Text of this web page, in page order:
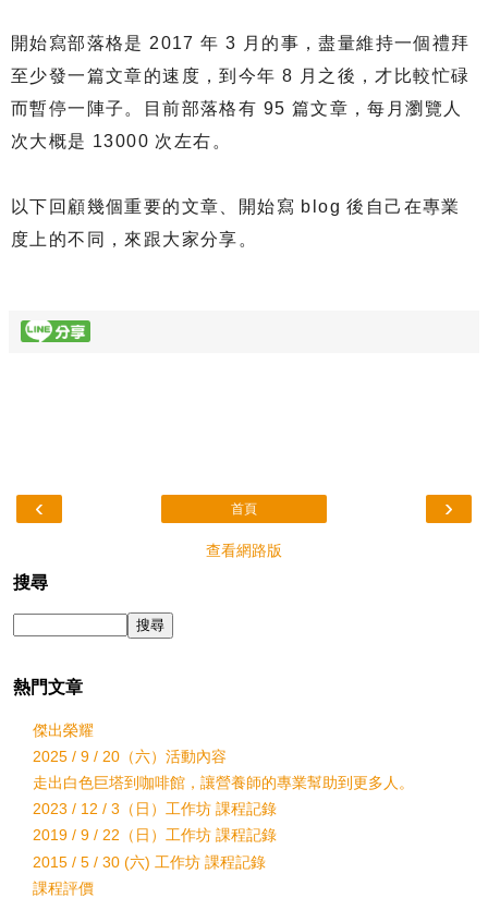
開始寫部落格是 2017 年 3 月的事，盡量維持一個禮拜
至少發一篇文章的速度，到今年 8 月之後，才比較忙碌
而暫停一陣子。目前部落格有 95 篇文章，每月瀏覽人
次大概是 13000 次左右。
以下回顧幾個重要的文章、開始寫 blog 後自己在專業
度上的不同，來跟大家分享。
‹ ›
首頁
查看網路版
搜尋
熱門文章
傑出榮耀
2025 / 9 / 20（六）活動內容
走出白色巨塔到咖啡館，讓營養師的專業幫助到更多人。
2023 / 12 / 3（日）工作坊 課程記錄
2019 / 9 / 22（日）工作坊 課程記錄
2015 / 5 / 30 (六) 工作坊 課程記錄
課程評價